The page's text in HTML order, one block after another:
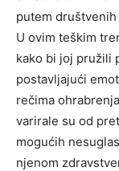
putem
U ovim teškim
kako bi joj pružili
postavljajući
rečima
varirale su od
mogućih
njenom